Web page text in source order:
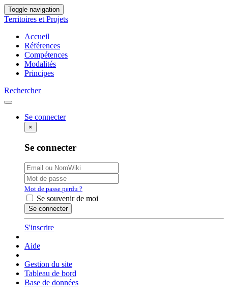
Toggle navigation
Territoires et Projets
Accueil
Références
Compétences
Modalités
Principes
Rechercher
Se connecter
×
Se connecter
Mot de passe perdu ?
Se souvenir de moi
S'inscrire
Aide
Gestion du site
Tableau de bord
Base de données